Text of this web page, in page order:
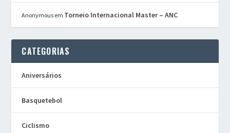
Anonymous em Torneio Internacional Master – ANC
CATEGORIAS
Aniversários
Basquetebol
Ciclismo